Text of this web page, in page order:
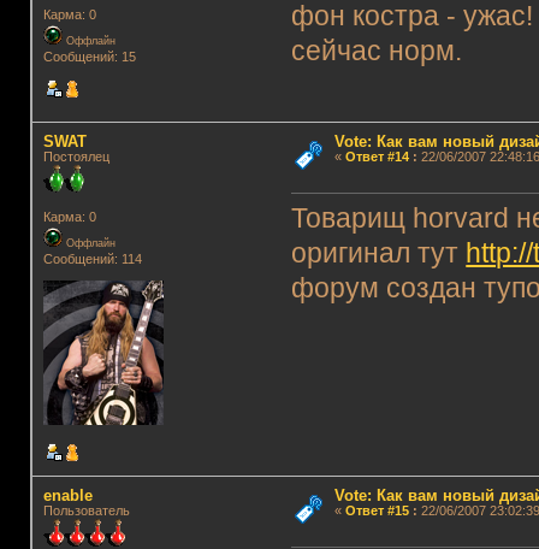
Карма: 0
Оффлайн
Сообщений: 15
фон костра - ужас!
сейчас норм.
SWAT
Постоялец
Карма: 0
Оффлайн
Сообщений: 114
Vote: Как вам новый
« Ответ #14: 22/06/2007
Товарищ horvard
оригинал тут
форум создан
enable
Пользователь
Vote: Как вам новый
« Ответ #15: 22/06/2007